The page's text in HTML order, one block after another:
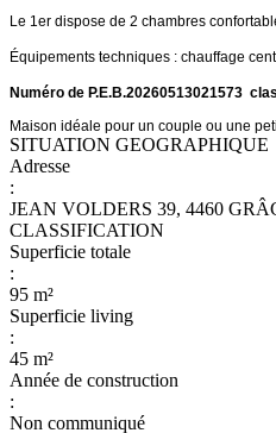
Le 1er dispose de 2 chambres
Équipements techniques : chauffage
Numéro de P.E.B.20260513021573
Maison idéale pour un couple ou une
SITUATION GEOGRAPHIQUE
Adresse
:
JEAN VOLDERS 39, 4460
CLASSIFICATION
Superficie totale
:
95 m²
Superficie living
:
45 m²
Année de construction
:
Non communiqué